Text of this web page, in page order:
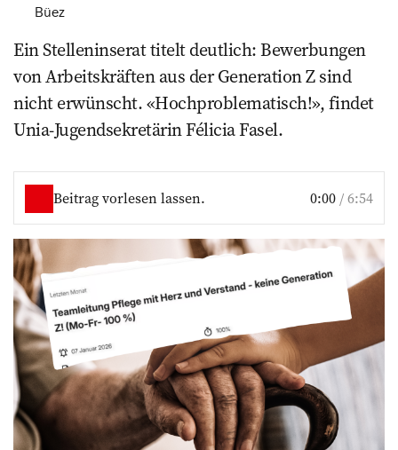
Büez
Ein Stelleninserat titelt deutlich: Bewerbungen
von Arbeitskräften aus der Generation Z sind
nicht erwünscht. «Hochproblematisch!», findet
Unia-Jugendsekretärin Félicia Fasel.
Beitrag vorlesen lassen. 0:00 /6:54